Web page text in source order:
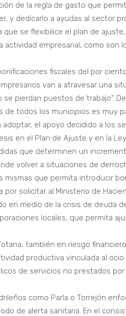
de la regla de gasto que
y dedicarlo a ayudas al sector
que se flexibilice el plan de
actividad empresarial, como son
fiscales del por
van a atravesar una
se pierdan puestos de trabajo".
de todos los municipios es muy
adoptar, el apoyo decidido a los
en el Plan de Ajuste y en la
que determinen un
volver a situaciones de
mismas que permita introducir
por solicitar al Ministerio de
en medio de la crisis de deuda
locales, que permita
también en riesgo
productiva vinculada al
de servicios no prestados
como Parla o Torrejón
de alerta sanitaria. En el